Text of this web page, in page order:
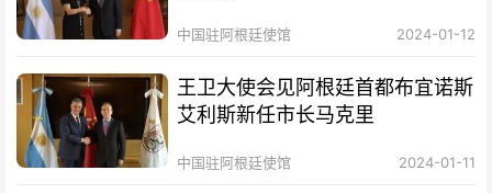
中国驻阿根廷使馆 2024-01-12
王卫大使会见阿根廷首都布宜诺斯
艾利斯新任市长马克里
中国驻阿根廷使馆 2024-01-11